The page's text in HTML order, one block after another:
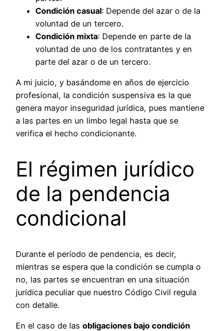
Condición casual: Depende del azar o de la
voluntad de un tercero.
Condición mixta: Depende en parte de la
voluntad de uno de los contratantes y en
parte del azar o de un tercero.
A mi juicio, y basándome en años de ejercicio
profesional, la condición suspensiva es la que
genera mayor inseguridad jurídica, pues mantiene
a las partes en un limbo legal hasta que se
verifica el hecho condicionante.
El régimen jurídico
de la pendencia
condicional
Durante el período de pendencia, es decir,
mientras se espera que la condición se cumpla o
no, las partes se encuentran en una situación
jurídica peculiar que nuestro Código Civil regula
con detalle.
En el caso de las obligaciones bajo condición